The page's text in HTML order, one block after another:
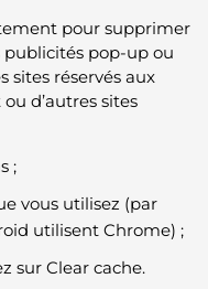
pour supprimer
pop-up ou
sites réservés aux
d’autres sites
;
vous utilisez (par
utilisent Chrome) ;
sur Clear cache.